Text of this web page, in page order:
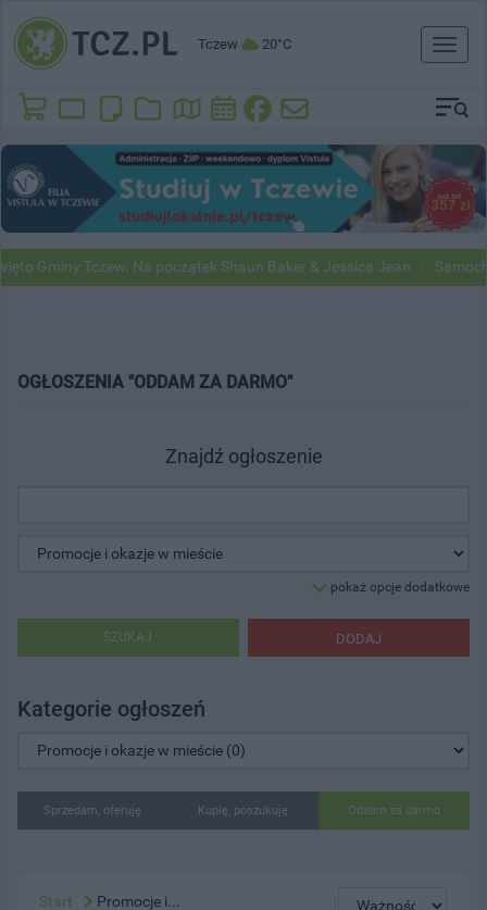
Tczew 20°C
Toggle
Gminy Tczew. Na początek Shaun Baker & Jessica Jean
OGŁOSZENIA "ODDAM ZA DARMO"
Znajdź ogłoszenie
pokaż opcje dodatkowe
DODAJ
SZUKAJ
Kategorie ogłoszeń
Sprzedam, oferuję Kupię, poszukuję Oddam za darmo
Start Promocje i...